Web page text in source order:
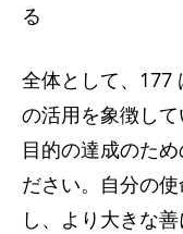
る
全体として、177
の活用を象徴し
目的の達成のた
ださい。自分の
し、より大きな